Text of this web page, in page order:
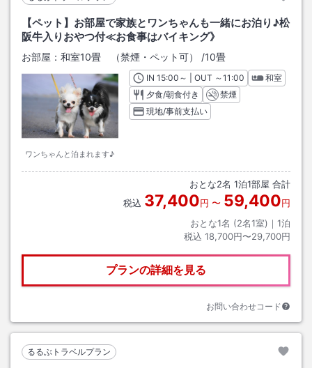
【ペット】お部屋で家族とワンちゃんも一緒にお泊り♪松
阪牛入りおやつ付≪お食事はバイキング》
お部屋： 和室10畳 （禁煙・ペット可） /10畳
ワンちゃんと泊まれます♪
INチェックイン
15:00 ～ | OUT チェックアウト
～11:00
和室
夕食/朝食付き
禁煙
現地/事前支払い
おとな2名 1泊1部屋 合計
税込 37,400円 〜 59,400円
おとな1名 (2名1室)｜ 1泊
税込 18,700円〜29,700円
プランの詳細を見る
お問い合わせコード
るるぶトラベルプラン